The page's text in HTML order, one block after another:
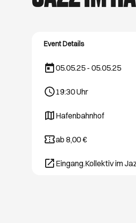
Event Details
05.05.25 - 05.05.25
19:30Uhr
Hafenbahnhof
Öffnet ein neues Browser-
ab 8,00 €
Eingang.Kollektiv im
Öffnet ein neues Browser-